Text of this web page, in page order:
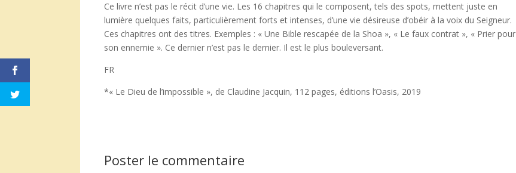
Ce livre n’est pas le récit d’une vie. Les 16 chapitres qui le composent, tels des spots, mettent juste en
lumière quelques faits, particulièrement forts et intenses, d’une vie désireuse d’obéir à la voix du Seigneur.
Ces chapitres ont des titres. Exemples : « Une Bible rescapée de la Shoa », « Le faux contrat », « Prier pour
son ennemie ». Ce dernier n’est pas le dernier. Il est le plus bouleversant.
FR
*« Le Dieu de l’impossible », de Claudine Jacquin, 112 pages, éditions l’Oasis, 2019
Poster le commentaire